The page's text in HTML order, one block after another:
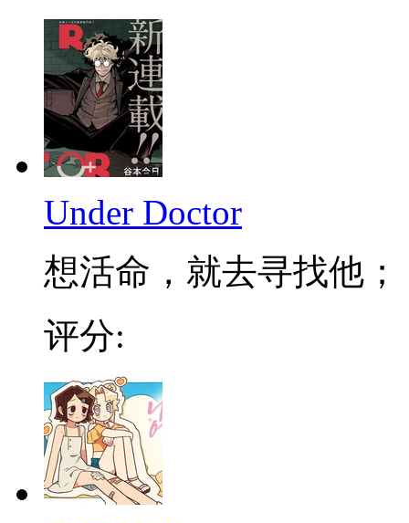
Under Doctor
想活命，就去寻找他；
评分: